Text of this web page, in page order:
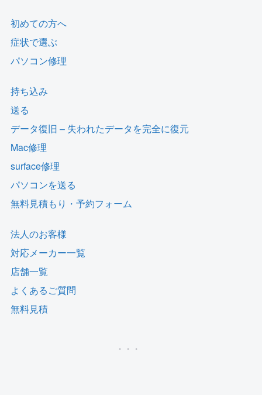
初めての方へ
症状で選ぶ
パソコン修理
持ち込み
送る
データ復旧 – 失われたデータを完全に復元
Mac修理
surface修理
パソコンを送る
無料見積もり・予約フォーム
法人のお客様
対応メーカー一覧
店舗一覧
よくあるご質問
無料見積